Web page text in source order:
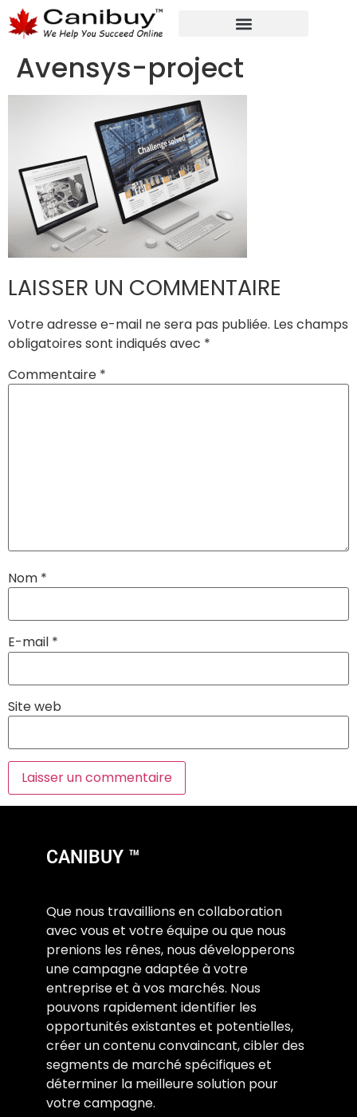
Avensys-project
LAISSER UN COMMENTAIRE
Votre adresse e-mail ne sera pas publiée. Les champs
obligatoires sont indiqués avec *
Commentaire *
Nom *
E-mail *
Site web
CANIBUY ™
Que nous travaillions en collaboration
avec vous et votre équipe ou que nous
prenions les rênes, nous développerons
une campagne adaptée à votre
entreprise et à vos marchés. Nous
pouvons rapidement identifier les
opportunités existantes et potentielles,
créer un contenu convaincant, cibler des
segments de marché spécifiques et
déterminer la meilleure solution pour
votre campagne.